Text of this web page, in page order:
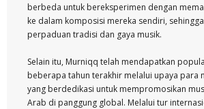
berbeda untuk bereksperimen dengan
ke dalam komposisi mereka sendiri,
perpaduan tradisi dan gaya musik.
Selain itu, Murniqq telah mendapatkan
beberapa tahun terakhir melalui upaya para
yang berdedikasi untuk mempromosikan
Arab di panggung global. Melalui tur